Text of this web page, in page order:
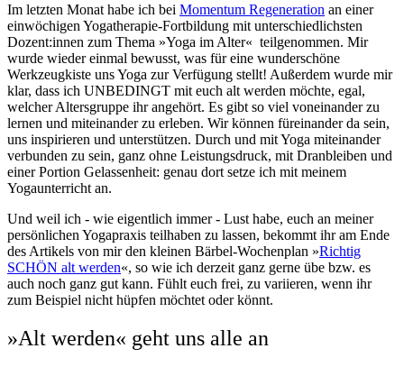
Im letzten Monat habe ich bei Momentum Regeneration an einer
einwöchigen Yogatherapie-Fortbildung mit unterschiedlichsten
Dozent:innen zum Thema »Yoga im Alter« teilgenommen. Mir
wurde wieder einmal bewusst, was für eine wunderschöne
Werkzeugkiste uns Yoga zur Verfügung stellt! Außerdem wurde mir
klar, dass ich UNBEDINGT mit euch alt werden möchte, egal,
welcher Altersgruppe ihr angehört. Es gibt so viel voneinander zu
lernen und miteinander zu erleben. Wir können füreinander da sein,
uns inspirieren und unterstützen. Durch und mit Yoga miteinander
verbunden zu sein, ganz ohne Leistungsdruck, mit Dranbleiben und
einer Portion Gelassenheit: genau dort setze ich mit meinem
Yogaunterricht an.
Und weil ich - wie eigentlich immer - Lust habe, euch an meiner
persönlichen Yogapraxis teilhaben zu lassen, bekommt ihr am Ende
des Artikels von mir den kleinen Bärbel-Wochenplan »Richtig
SCHÖN alt werden«, so wie ich derzeit ganz gerne übe bzw. es
auch noch ganz gut kann. Fühlt euch frei, zu variieren, wenn ihr
zum Beispiel nicht hüpfen möchtet oder könnt.
»Alt werden« geht uns alle an